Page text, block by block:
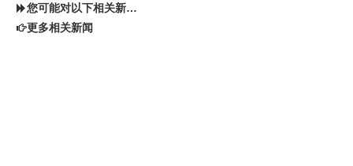
您可能对以下相关新闻同样感兴趣
更多相关新闻